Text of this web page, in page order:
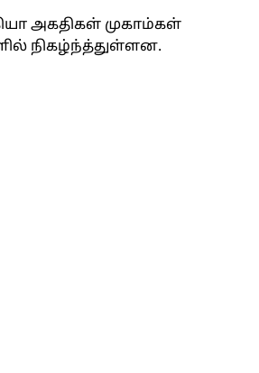
அகதிகள் முகாம்கள்
நிகழ்ந்த்துள்ளன.